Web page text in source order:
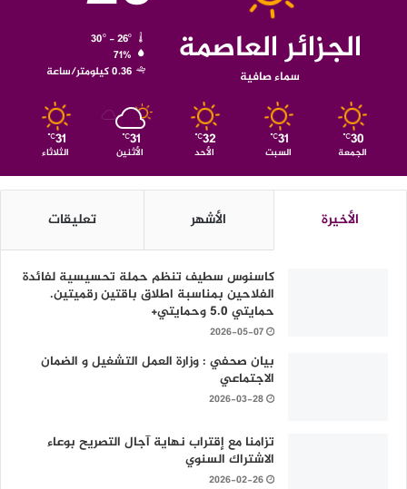
الجزائر العاصمة
سماء صافية
30º - 26º
71%
0.36 كيلومتر/ساعة
30
℃
الجمعة
31
℃
السبت
32
℃
الأحد
31
℃
الأثنين
31
℃
الثلاثاء
الأخيرة الأشهر تعليقات
كاسنوس سطيف تنظم حملة تحسيسية لفائدة
الفلاحين بمناسبة اطلاق باقتين رقميتين.
حمايتي 5.0 وحمايتي+
2026-05-07
بيان صحفي : وزارة العمل التشغيل و الضمان
الاجتماعي
2026-03-28
تزامنا مع إقتراب نهاية آجال التصريح بوعاء
الاشتراك السنوي
2026-02-26